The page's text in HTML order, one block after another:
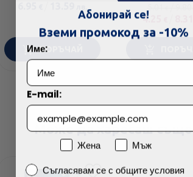
ПОРЪЧАЙ
4.25
Може да харесаш също
Абонирай се!
Вземи промокод за -10%
Име:
E-mail:
ПолЖена
Мъж
Съгласявам се с общите условия
Съгласявам се с общите условия